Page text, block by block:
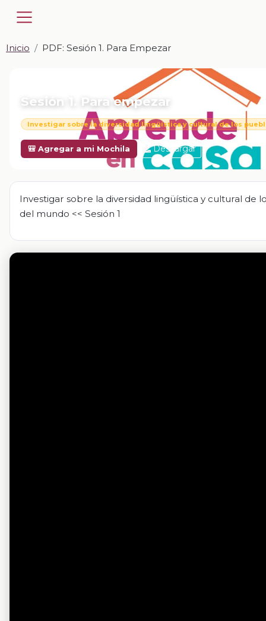
Inicio PDF: Sesión 1. Para Empezar
Sesión 1. Para empezar
Investigar sobre la diversidad lingüística y cultural de los
🎒 Agregar a mi Mochila Descargar
Investigar sobre la diversidad lingüística y cultural de
del mundo << Sesión 1